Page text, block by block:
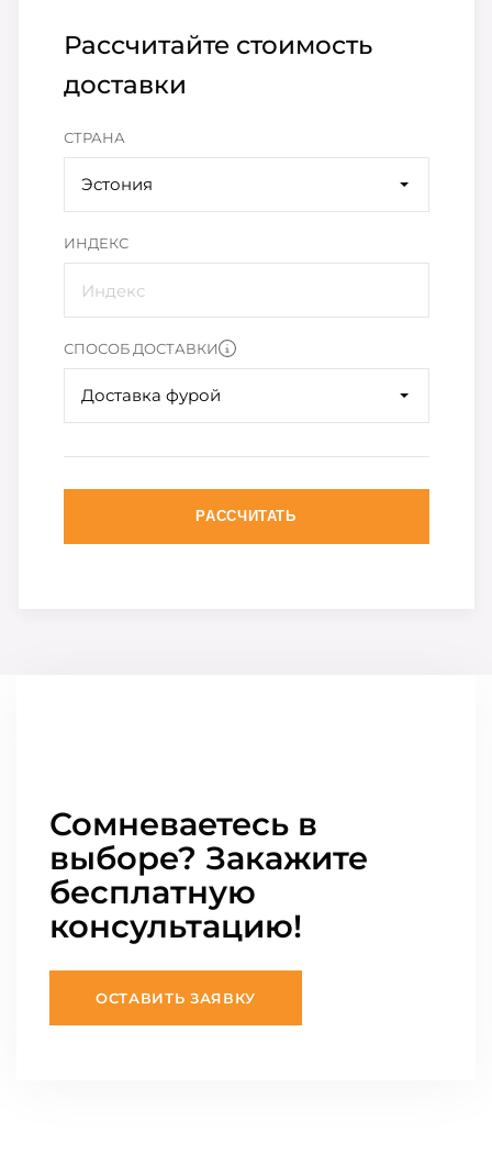
Рассчитайте стоимость
доставки
СТРАНА
Эстония
ИНДЕКС
СПОСОБ ДОСТАВКИ
Доставка фурой
РАССЧИТАТЬ
Сомневаетесь в
выборе? Закажите
бесплатную
консультацию!
ОСТАВИТЬ ЗАЯВКУ